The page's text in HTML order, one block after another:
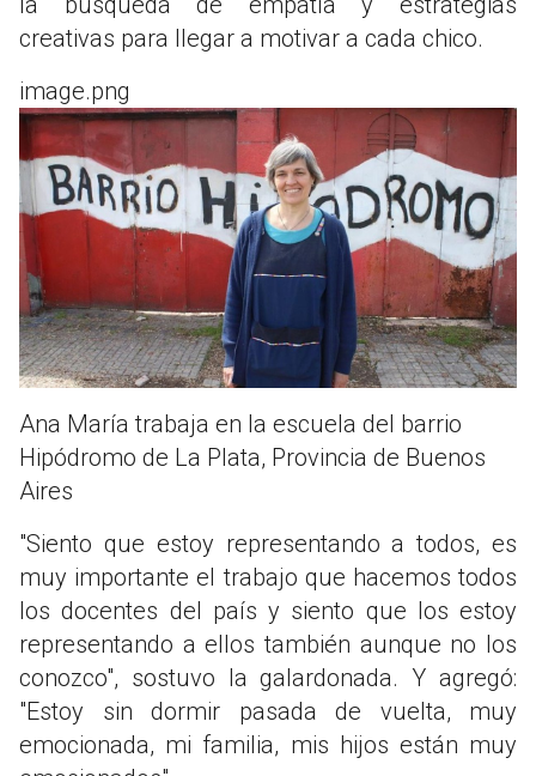
creativas para llegar a motivar a cada chico.
image.png
Ana María trabaja en la escuela del barrio
Hipódromo de La Plata, Provincia de Buenos
Aires
"Siento que estoy representando a todos, es
muy importante el trabajo que hacemos todos
los docentes del país y siento que los estoy
representando a ellos también aunque no los
conozco", sostuvo la galardonada. Y agregó:
"Estoy sin dormir pasada de vuelta, muy
emocionada, mi familia, mis hijos están muy